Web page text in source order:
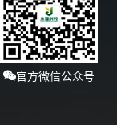
官方微信公众号